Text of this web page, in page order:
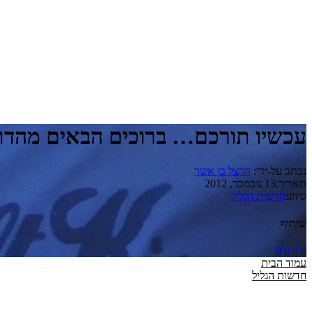
עכשיו תורכם… ברוכים הבאים
נכתב על-ידי: הרצל בן אשר
תאריך:13 נובמבר, 2012
סיווג:חדשות הגליל
שיתוף
0
0
0
0
עמוד הבית
חדשות הגליל